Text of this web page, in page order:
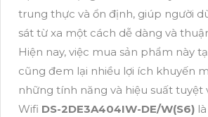
trung thực và ổn định, giúp người
sát từ xa một cách dễ dàng và
Hiện nay, việc mua sản phẩm này
cũng đem lại nhiều lợi ích khuyến
những tính năng và hiệu suất tuyệt
Wifi DS-2DE3A404IW-DE/W(S6)